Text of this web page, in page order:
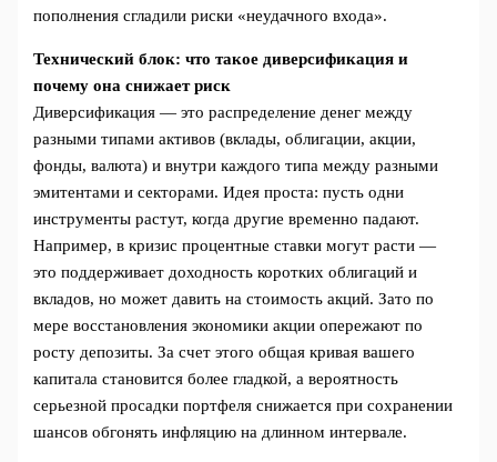
пополнения сгладили риски «неудачного входа».
Технический блок: что такое диверсификация и
почему она снижает риск
Диверсификация — это распределение денег между
разными типами активов (вклады, облигации, акции,
фонды, валюта) и внутри каждого типа между разными
эмитентами и секторами. Идея проста: пусть одни
инструменты растут, когда другие временно падают.
Например, в кризис процентные ставки могут расти —
это поддерживает доходность коротких облигаций и
вкладов, но может давить на стоимость акций. Зато по
мере восстановления экономики акции опережают по
росту депозиты. За счет этого общая кривая вашего
капитала становится более гладкой, а вероятность
серьезной просадки портфеля снижается при сохранении
шансов обгонять инфляцию на длинном интервале.